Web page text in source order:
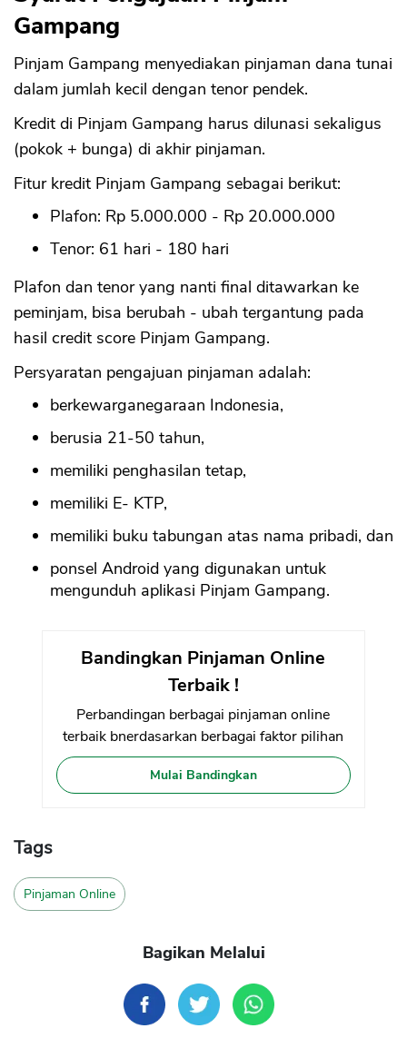
Gampang
Pinjam Gampang menyediakan pinjaman dana tunai
dalam jumlah kecil dengan tenor pendek.
Kredit di Pinjam Gampang harus dilunasi sekaligus
(pokok + bunga) di akhir pinjaman.
Fitur kredit Pinjam Gampang sebagai berikut:
Plafon: Rp 5.000.000 - Rp 20.000.000
Tenor: 61 hari - 180 hari
Plafon dan tenor yang nanti final ditawarkan ke
peminjam, bisa berubah - ubah tergantung pada
hasil credit score Pinjam Gampang.
Persyaratan pengajuan pinjaman adalah:
berkewarganegaraan Indonesia,
berusia 21-50 tahun,
memiliki penghasilan tetap,
memiliki E- KTP,
memiliki buku tabungan atas nama pribadi, dan
ponsel Android yang digunakan untuk
mengunduh aplikasi Pinjam Gampang.
Bandingkan Pinjaman Online
Terbaik !
Perbandingan berbagai pinjaman online
terbaik bnerdasarkan berbagai faktor pilihan
Mulai Bandingkan
Tags
Pinjaman Online
Bagikan Melalui